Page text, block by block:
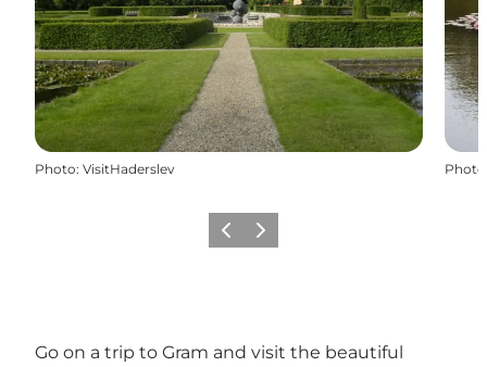
Photo: VisitHaderslev Photo
PrécédentSuivant
Go on a trip to Gram and visit the beautiful